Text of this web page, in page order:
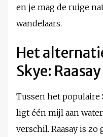
en je mag de ruige
wandelaars.
Het
Skye: Raasay
Tussen het populaire
ligt één mijl aan
verschil. Raasay is